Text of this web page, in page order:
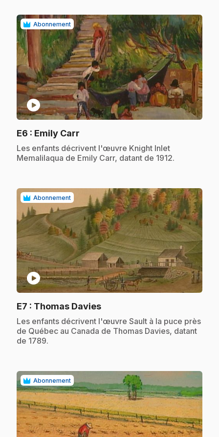
Abonnement
play_circle
E6 : Emily Carr
.Les enfants décrivent l'œuvre Knight Inlet
Memalilaqua de Emily Carr, datant de 1912.
Abonnement
play_circle
E7 : Thomas Davies.
.Les enfants décrivent l'œuvre Sault à la puce près
de Québec au Canada de Thomas Davies, datant
de 1789.
Abonnement